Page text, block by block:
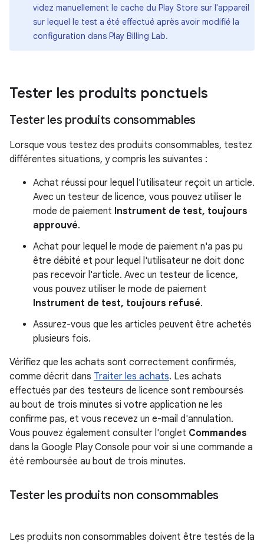
videz manuellement le cache du Play Store sur l'appareil
sur lequel le test a été effectué après avoir modifié la
configuration dans Play Billing Lab.
Tester les produits ponctuels
Tester les produits consommables
Lorsque vous testez des produits consommables, testez
différentes situations, y compris les suivantes :
Achat réussi pour lequel l'utilisateur reçoit un article.
Avec un testeur de licence, vous pouvez utiliser le
mode de paiement Instrument de test, toujours
approuvé.
Achat pour lequel le mode de paiement n'a pas pu
être débité et pour lequel l'utilisateur ne doit donc
pas recevoir l'article. Avec un testeur de licence,
vous pouvez utiliser le mode de paiement
Instrument de test, toujours refusé.
Assurez-vous que les articles peuvent être achetés
plusieurs fois.
Vérifiez que les achats sont correctement confirmés,
comme décrit dans Traiter les achats. Les achats
effectués par des testeurs de licence sont remboursés
au bout de trois minutes si votre application ne les
confirme pas, et vous recevez un e-mail d'annulation.
Vous pouvez également consulter l'onglet Commandes
dans la Google Play Console pour voir si une commande a
été remboursée au bout de trois minutes.
Tester les produits non consommables
Les produits non consommables doivent être testés de la